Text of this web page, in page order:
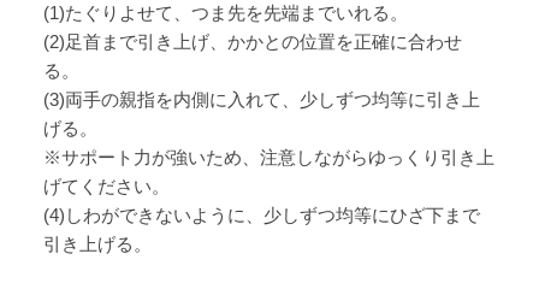
(1)たぐりよせて、つま先を先端までいれる。
(2)足首まで引き上げ、かかとの位置を正確に合わせ
る。
(3)両手の親指を内側に入れて、少しずつ均等に引き上
げる。
※サポート力が強いため、注意しながらゆっくり引き上
げてください。
(4)しわができないように、少しずつ均等にひざ下まで
引き上げる。